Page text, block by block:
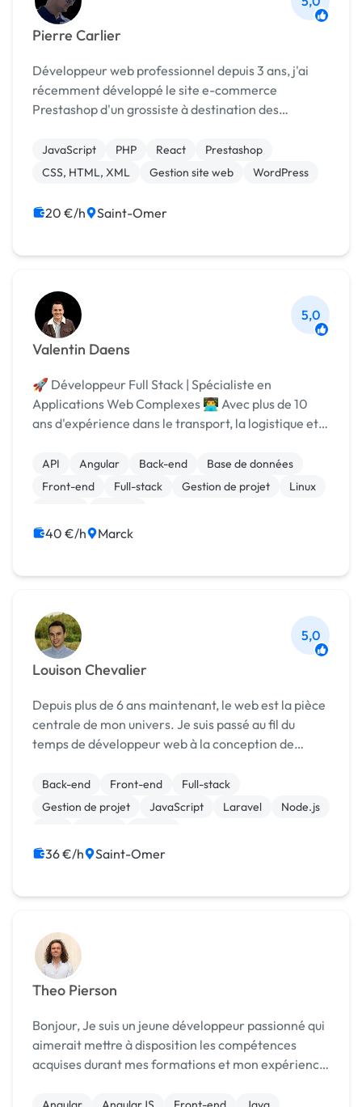
Pierre Carlier
Développeur web professionnel depuis 3 ans, j'ai
récemment développé le site e-commerce
Prestashop d'un grossiste à destination des
cette même entreprise pour maintenir leurs
différents site et cr...
JavaScript PHP React
Prestashop
CSS, HTML, XML
Gestion site web WordPress
20 €/h Saint-Omer
Valentin Daens
5,0
🚀 Développeur Full Stack | Spécialiste en
Applications Web Complexes 👨‍💻 Avec plus de 10
ans d'expérience dans le transport, la logistique et
digitalisation et le développement d'applications...
API Angular Back-end
Base de données
Front-end
Full-stack Gestion de projet
Linux
40 €/h Marck
Louison Chevalier
5,0
Depuis plus de 6 ans maintenant, le web est la pièce
centrale de mon univers. Je suis passé au fil du
temps de développeur web à la conception de
repousser les limites de la conception et de ma...
Back-end Front-end
Full-stack
Gestion de projet
JavaScript Laravel
Node.js
36 €/h Saint-Omer
Theo Pierson
Bonjour, Je suis un jeune développeur passionné qui
aimerait mettre à disposition les compétences
acquises durant mes formations et mon expérience
retrouver un aperçu de toutes mes créations sur ...